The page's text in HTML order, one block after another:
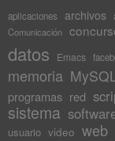
aplicaciones archivos
Comunicación
datos Emacs
memoria
programas red
sistema
usuario video web